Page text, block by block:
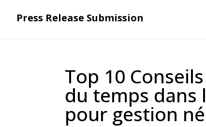
Press Release Submission
Top 10
du temps dans
pour gestion